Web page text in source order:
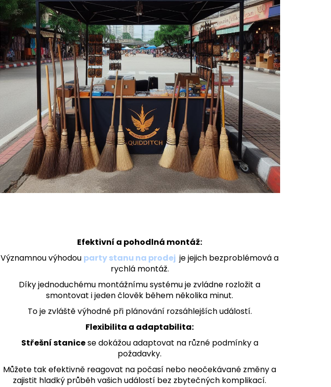
Efektivní a pohodlná montáž:
Významnou výhodou party stanu na prodej je jejich bezproblémová a
rychlá montáž.
Díky jednoduchému montážnímu systému je zvládne rozložit a
smontovat i jeden člověk během několika minut.
To je zvláště výhodné při plánování rozsáhlejších událostí.
Flexibilita a adaptabilita:
Střešní stanicese dokážou adaptovat na různé podmínky a
požadavky.
Můžete tak efektivně reagovat na počasí nebo neočekávané změny a
zajistit hladký průběh vašich událostí bez zbytečných komplikací.